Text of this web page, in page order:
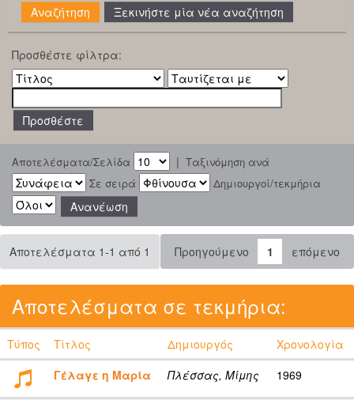
Ξεκινήστε μία νέα αναζήτηση
Προσθέστε φίλτρα:
Αποτελέσματα/Σελίδα | Ταξινόμηση ανά
Σε σειρά
Δημιουργοί/τεκμήρια
Αποτελέσματα 1-1 από 1 Προηγούμενο 1 επόμενο
Αποτελέσματα σε τεκμήρια:
Τύπος Τίτλος Δημιουργός
Χρονολογία
Γέλαγε η Μαρία
Πλέσσας, Μίμης 1969